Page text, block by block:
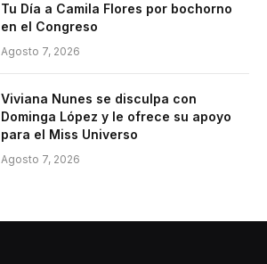
Tu Día a Camila Flores por bochorno
en el Congreso
Agosto 7, 2026
Viviana Nunes se disculpa con
Dominga López y le ofrece su apoyo
para el Miss Universo
Agosto 7, 2026